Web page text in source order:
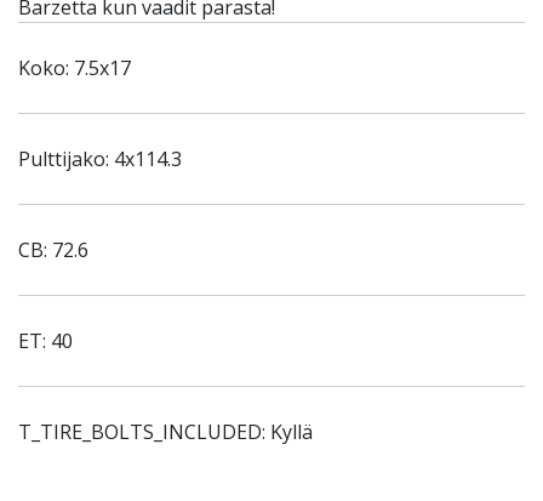
Barzetta kun vaadit parasta!
Koko: 7.5x17
Pulttijako: 4x114.3
CB: 72.6
ET: 40
T_TIRE_BOLTS_INCLUDED: Kyllä